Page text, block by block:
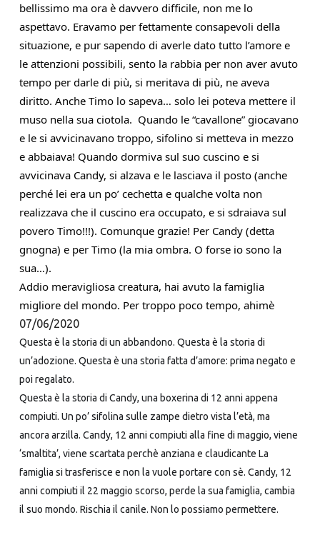
bellissimo ma ora è davvero difficile, non me lo
aspettavo. Eravamo per fettamente consapevoli della
situazione, e pur sapendo di averle dato tutto l’amore e
le attenzioni possibili, sento la rabbia per non aver avuto
tempo per darle di più, si meritava di più, ne aveva
diritto. Anche Timo lo sapeva… solo lei poteva mettere il
muso nella sua ciotola.  Quando le “cavallone” giocavano
e le si avvicinavano troppo, sifolino si metteva in mezzo
e abbaiava! Quando dormiva sul suo cuscino e si
avvicinava Candy, si alzava e le lasciava il posto (anche
perché lei era un po’ cechetta e qualche volta non
realizzava che il cuscino era occupato, e si sdraiava sul
povero Timo!!!). Comunque grazie! Per Candy (detta
gnogna) e per Timo (la mia ombra. O forse io sono la
sua…).
Addio meravigliosa creatura, hai avuto la famiglia
migliore del mondo. Per troppo poco tempo, ahimè
07/06/2020
Questa è la storia di un abbandono. Questa è la storia di
un’adozione. Questa è una storia fatta d’amore: prima negato e
poi regalato.
Questa è la storia di Candy, una boxerina di 12 anni appena
compiuti. Un po’ sifolina sulle zampe dietro vista l’età, ma
ancora arzilla. Candy, 12 anni compiuti alla fine di maggio, viene
‘smaltita’, viene scartata perchè anziana e claudicante La
famiglia si trasferisce e non la vuole portare con sè. Candy, 12
anni compiuti il 22 maggio scorso, perde la sua famiglia, cambia
il suo mondo. Rischia il canile. Non lo possiamo permettere.